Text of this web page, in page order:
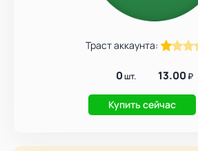
Траст аккаунта:
0шт. 13.00₽
Купить сейчас